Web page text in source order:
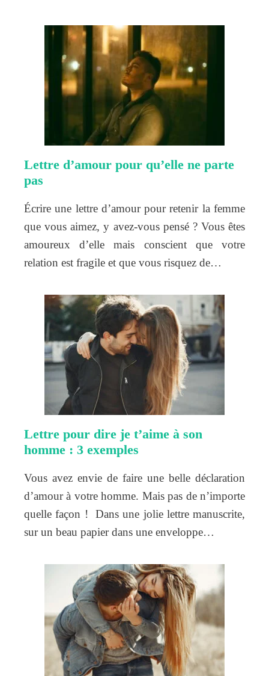
Lettre d’amour pour qu’elle ne parte
pas
Écrire une lettre d’amour pour retenir la femme
que vous aimez, y avez-vous pensé ? Vous êtes
amoureux d’elle mais conscient que votre
relation est fragile et que vous risquez de…
Lettre pour dire je t’aime à son
homme : 3 exemples
Vous avez envie de faire une belle déclaration
d’amour à votre homme. Mais pas de n’importe
quelle façon ! Dans une jolie lettre manuscrite,
sur un beau papier dans une enveloppe…